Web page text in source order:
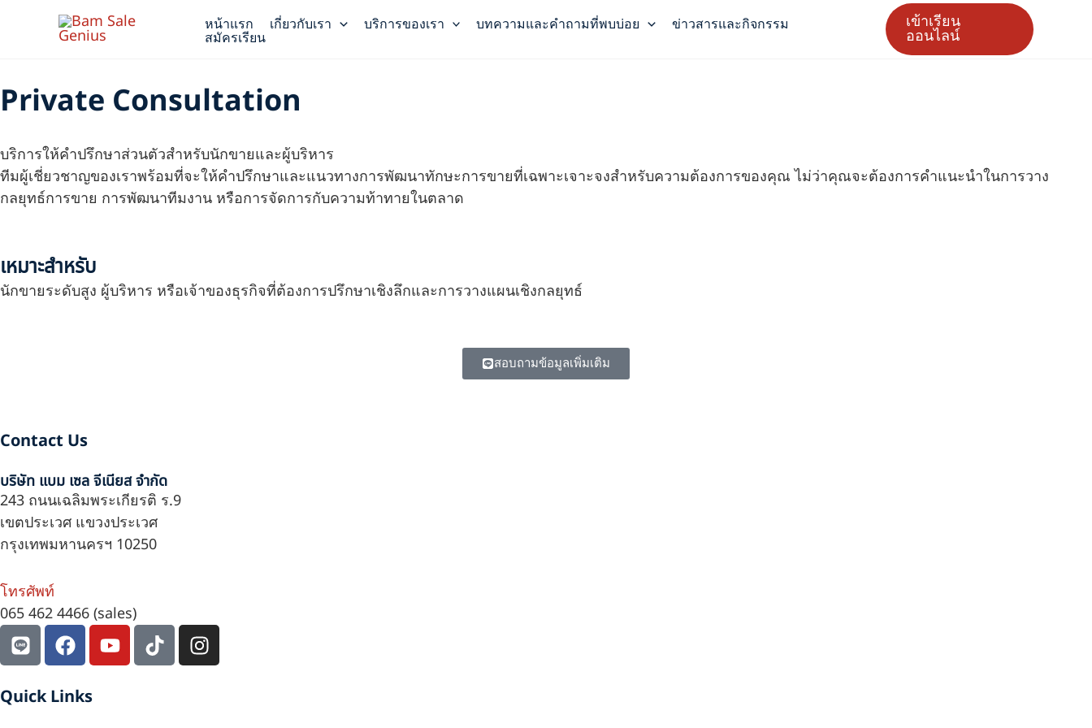
หน้าแรก เกี่ยวกับเรา บริการของเรา บทความและคำถามที่พบบ่อย ข่าวสารและกิจกรรม
สมัครเรียน
เข้าเรียน
ออนไลน์
Private Consultation
บริการให้คำปรึกษาส่วนตัวสำหรับนักขายและผู้บริหาร
ทีมผู้เชี่ยวชาญของเราพร้อมที่จะให้คำปรึกษาและแนวทางการพัฒนาทักษะการขายที่เฉพาะเจาะจงสำหรับความต้องการของคุณ ไม่ว่าคุณจะต้องการคำแนะนำในการวาง
กลยุทธ์การขาย การพัฒนาทีมงาน หรือการจัดการกับความท้าทายในตลาด
เหมาะสำหรับ
นักขายระดับสูง ผู้บริหาร หรือเจ้าของธุรกิจที่ต้องการปรึกษาเชิงลึกและการวางแผนเชิงกลยุทธ์
สอบถามข้อมูลเพิ่มเติม
Contact Us
บริษัท แบม เซล จีเนียส จำกัด
243 ถนนเฉลิมพระเกียรติ ร.9
เขตประเวศ แขวงประเวศ
กรุงเทพมหานครฯ 10250
โทรศัพท์
065 462 4466 (sales)
L
i
n
e
F
a
c
e
Y
o
u
T
i
k
I
n
s
Quick Links